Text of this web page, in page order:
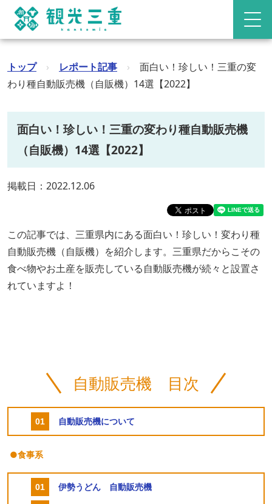
トップ › レポート記事 ›
面白い！珍しい！三重の変
わり種自動販売機（自販機）14選【2022】
面白い！珍しい！三重の変わり種自動販売機
（自販機）14選【2022】
掲載日：2022.12.06
この記事では、三重県内にある面白い！珍しい！変わり種
自動販売機（自販機）を紹介します。三重県だからこその
食べ物やお土産を販売している自動販売機が続々と設置さ
れていますよ！
自動販売機 目次
自動販売機について
●食事系
伊勢うどん 自動販売機